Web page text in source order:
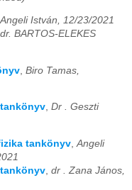
Angeli István, 12/23/2021
dr. BARTOS-ELEKES
Biro Tamas,
, Dr . Geszti
tankönyv Angeli
dr . Zana János,